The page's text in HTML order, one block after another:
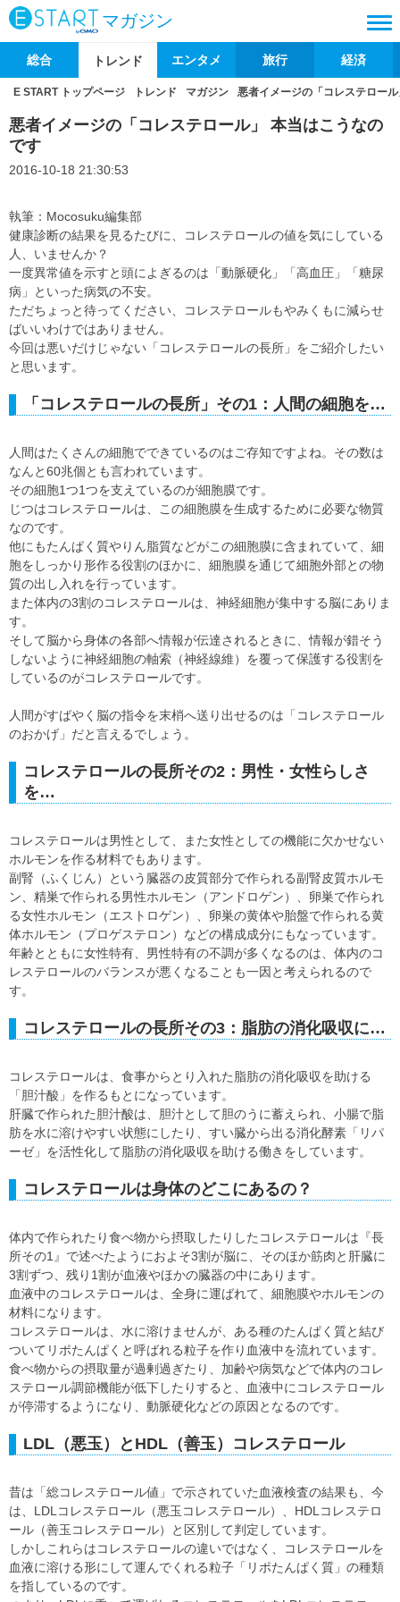
マガジン
総合 トレンド エンタメ 旅行 経済
E START トップページ トレンド マガジン 悪者イメージの「コレステロー
悪者イメージの「コレステロール」 本当はこうなの
です
2016-10-18 21:30:53
執筆：Mocosuku編集部
健康診断の結果を見るたびに、コレステロールの値を気にしている
人、いませんか？
一度異常値を示すと頭によぎるのは「動脈硬化」「高血圧」「糖尿
病」といった病気の不安。
ただちょっと待ってください、コレステロールもやみくもに減らせ
ばいいわけではありません。
今回は悪いだけじゃない「コレステロールの長所」をご紹介したい
と思います。
「コレステロールの長所」その1：人間の細胞を…
人間はたくさんの細胞でできているのはご存知ですよね。その数は
なんと60兆個とも言われています。
その細胞1つ1つを支えているのが細胞膜です。
じつはコレステロールは、この細胞膜を生成するために必要な物質
なのです。
他にもたんぱく質やりん脂質などがこの細胞膜に含まれていて、細
胞をしっかり形作る役割のほかに、細胞膜を通じて細胞外部との物
質の出し入れを行っています。
また体内の3割のコレステロールは、神経細胞が集中する脳にありま
す。
そして脳から身体の各部へ情報が伝達されるときに、情報が錯そう
しないように神経細胞の軸索（神経線維）を覆って保護する役割を
しているのがコレステロールです。
人間がすばやく脳の指令を末梢へ送り出せるのは「コレステロール
のおかげ」だと言えるでしょう。
コレステロールの長所その2：男性・女性らしさ
を…
コレステロールは男性として、また女性としての機能に欠かせない
ホルモンを作る材料でもあります。
副腎（ふくじん）という臓器の皮質部分で作られる副腎皮質ホルモ
ン、精巣で作られる男性ホルモン（アンドロゲン）、卵巣で作られ
る女性ホルモン（エストロゲン）、卵巣の黄体や胎盤で作られる黄
体ホルモン（プロゲステロン）などの構成成分にもなっています。
年齢とともに女性特有、男性特有の不調が多くなるのは、体内のコ
レステロールのバランスが悪くなることも一因と考えられるので
す。
コレステロールの長所その3：脂肪の消化吸収に…
コレステロールは、食事からとり入れた脂肪の消化吸収を助ける
「胆汁酸」を作るもとになっています。
肝臓で作られた胆汁酸は、胆汁として胆のうに蓄えられ、小腸で脂
肪を水に溶けやすい状態にしたり、すい臓から出る消化酵素「リパ
ーゼ」を活性化して脂肪の消化吸収を助ける働きをしています。
コレステロールは身体のどこにあるの？
体内で作られたり食べ物から摂取したりしたコレステロールは『長
所その1』で述べたようにおよそ3割が脳に、そのほか筋肉と肝臓に
3割ずつ、残り1割が血液やほかの臓器の中にあります。
血液中のコレステロールは、全身に運ばれて、細胞膜やホルモンの
材料になります。
コレステロールは、水に溶けませんが、ある種のたんぱく質と結び
ついてリポたんぱくと呼ばれる粒子を作り血液中を流れています。
食べ物からの摂取量が過剰過ぎたり、加齢や病気などで体内のコレ
ステロール調節機能が低下したりすると、血液中にコレステロール
が停滞するようになり、動脈硬化などの原因となるのです。
LDL（悪玉）とHDL（善玉）コレステロール
昔は「総コレステロール値」で示されていた血液検査の結果も、今
は、LDLコレステロール（悪玉コレステロール）、HDLコレステロ
ール（善玉コレステロール）と区別して判定しています。
しかしこれらはコレステロールの違いではなく、コレステロールを
血液に溶ける形にして運んでくれる粒子「リポたんぱく質」の種類
を指しているのです。